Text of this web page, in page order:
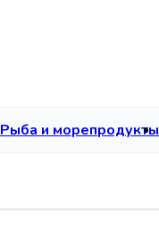
Рыба и морепродукты